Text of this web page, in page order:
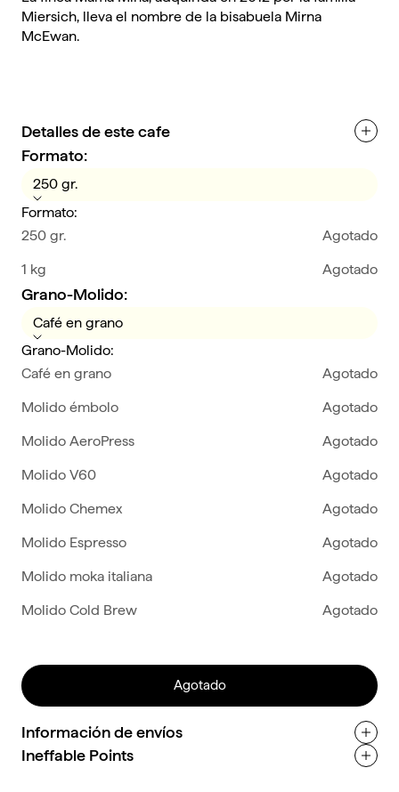
Miersich, lleva el nombre de la bisabuela Mirna
McEwan.
Detalles de este cafe
Formato:
250 gr.
Formato:
250 gr.
Agotado
1 kg
Agotado
Grano-Molido:
Café en grano
Grano-Molido:
Café en grano
Agotado
Molido émbolo
Agotado
Molido AeroPress
Agotado
Molido V60
Agotado
Molido Chemex
Agotado
Molido Espresso
Agotado
Molido moka italiana
Agotado
Molido Cold Brew
Agotado
Agotado
Información de envíos
Ineffable Points